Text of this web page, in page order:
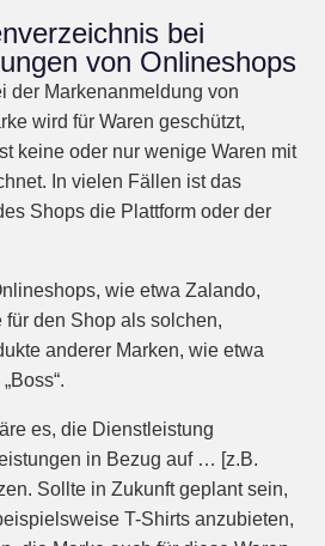
bei
von Onlineshops
der Markenanmeldung von
wird für Waren geschützt,
keine oder nur wenige Waren mit
In vielen Fällen ist das
Shops die Plattform oder der
wie etwa Zalando,
den Shop als solchen,
anderer Marken, wie etwa
es, die Dienstleistung
in Bezug auf … [z.B.
Sollte in Zukunft geplant sein,
T-Shirts anzubieten,